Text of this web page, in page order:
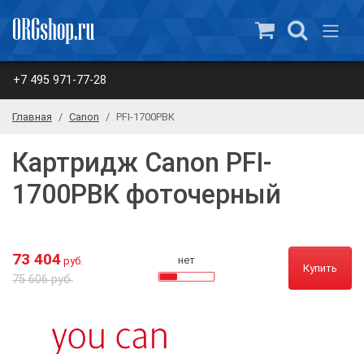
+7 495 971-77-28
Главная Canon PFI-1700PBK
Картридж Canon PFI-
1700PBK фоточерный
73 404 руб.
75 606 руб.
нет
Купить